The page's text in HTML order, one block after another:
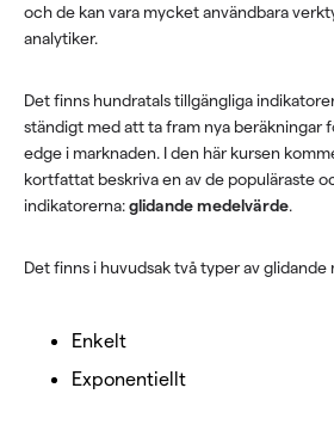
och de kan vara mycket användbara
analytiker.
Det finns hundratals tillgängliga
ständigt med att ta fram nya beräkningar
edge i marknaden. I den här kursen
kortfattat beskriva en av de populäraste
indikatorerna:glidande medelvärde.
Det finns i huvudsak två typer av glidande
Enkelt
Exponentiellt